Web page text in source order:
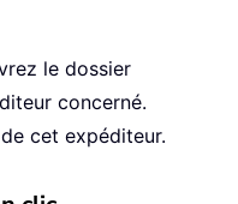
le dossier
concerné.
cet expéditeur.